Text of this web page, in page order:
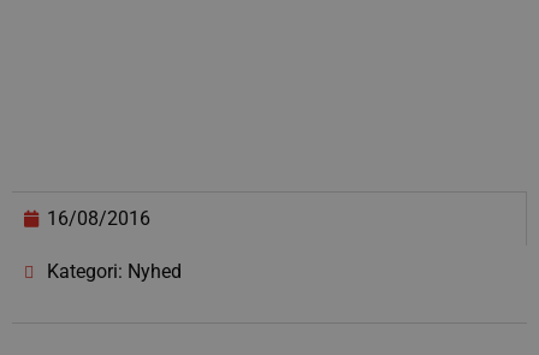
16/08/2016
Kategori: Nyhed